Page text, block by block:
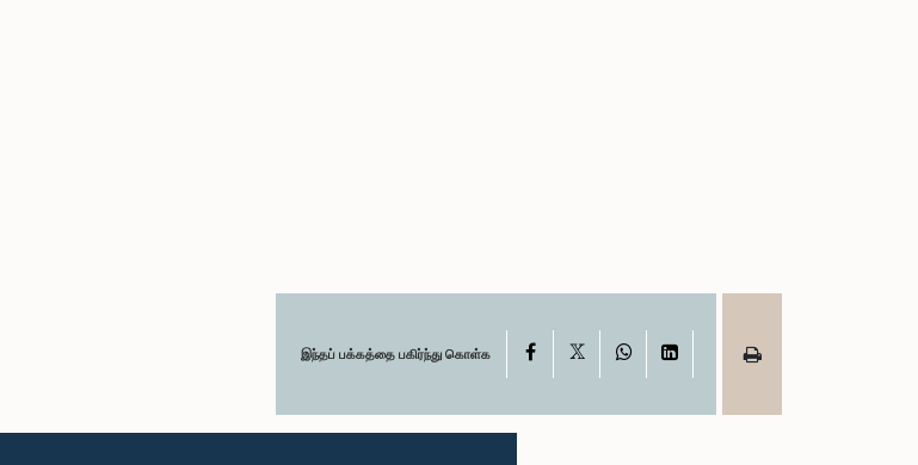
இந்தப் பக்கத்தை பகிர்ந்து கொள்க Facebook WhatsAppLinkedIn